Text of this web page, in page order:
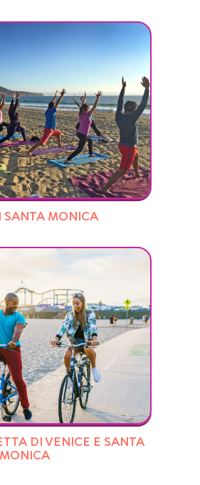
SANTA MONICA
DI VENICE E SANTA
MONICA